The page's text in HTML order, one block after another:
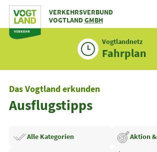
Zum
Inhalt
VERKEHRSVERBUND
VOGTLANDGMBH
Vogtlandnetz
Fahrplan
Das Vogtland erkunden
Ausflugstipps
Kategorien
Alle Kategorien Aktion &